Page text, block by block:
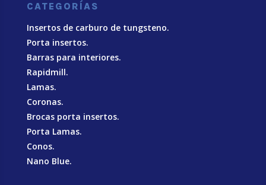
CATEGORÍAS
Insertos de carburo de tungsteno.
Porta insertos.
Barras para interiores.
Rapidmill.
Lamas.
Coronas.
Brocas porta insertos.
Porta Lamas.
Conos.
Nano Blue.